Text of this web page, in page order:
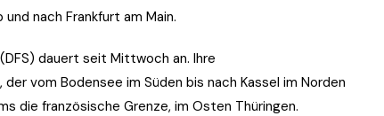
nach Frankfurt am Main.
dauert seit Mittwoch an. Ihre
vom Bodensee im Süden bis nach Kassel im Norden
die französische Grenze, im Osten Thüringen.